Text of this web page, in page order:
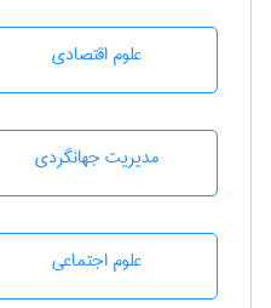
علوم اقتصادی
مديريت جهانگردی
علوم اجتماعی